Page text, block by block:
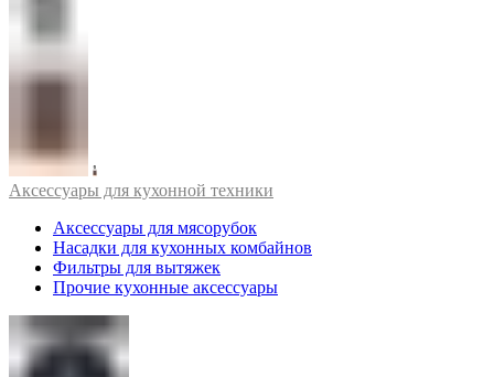
Аксессуары для кухонной техники
Аксессуары для мясорубок
Насадки для кухонных комбайнов
Фильтры для вытяжек
Прочие кухонные аксессуары